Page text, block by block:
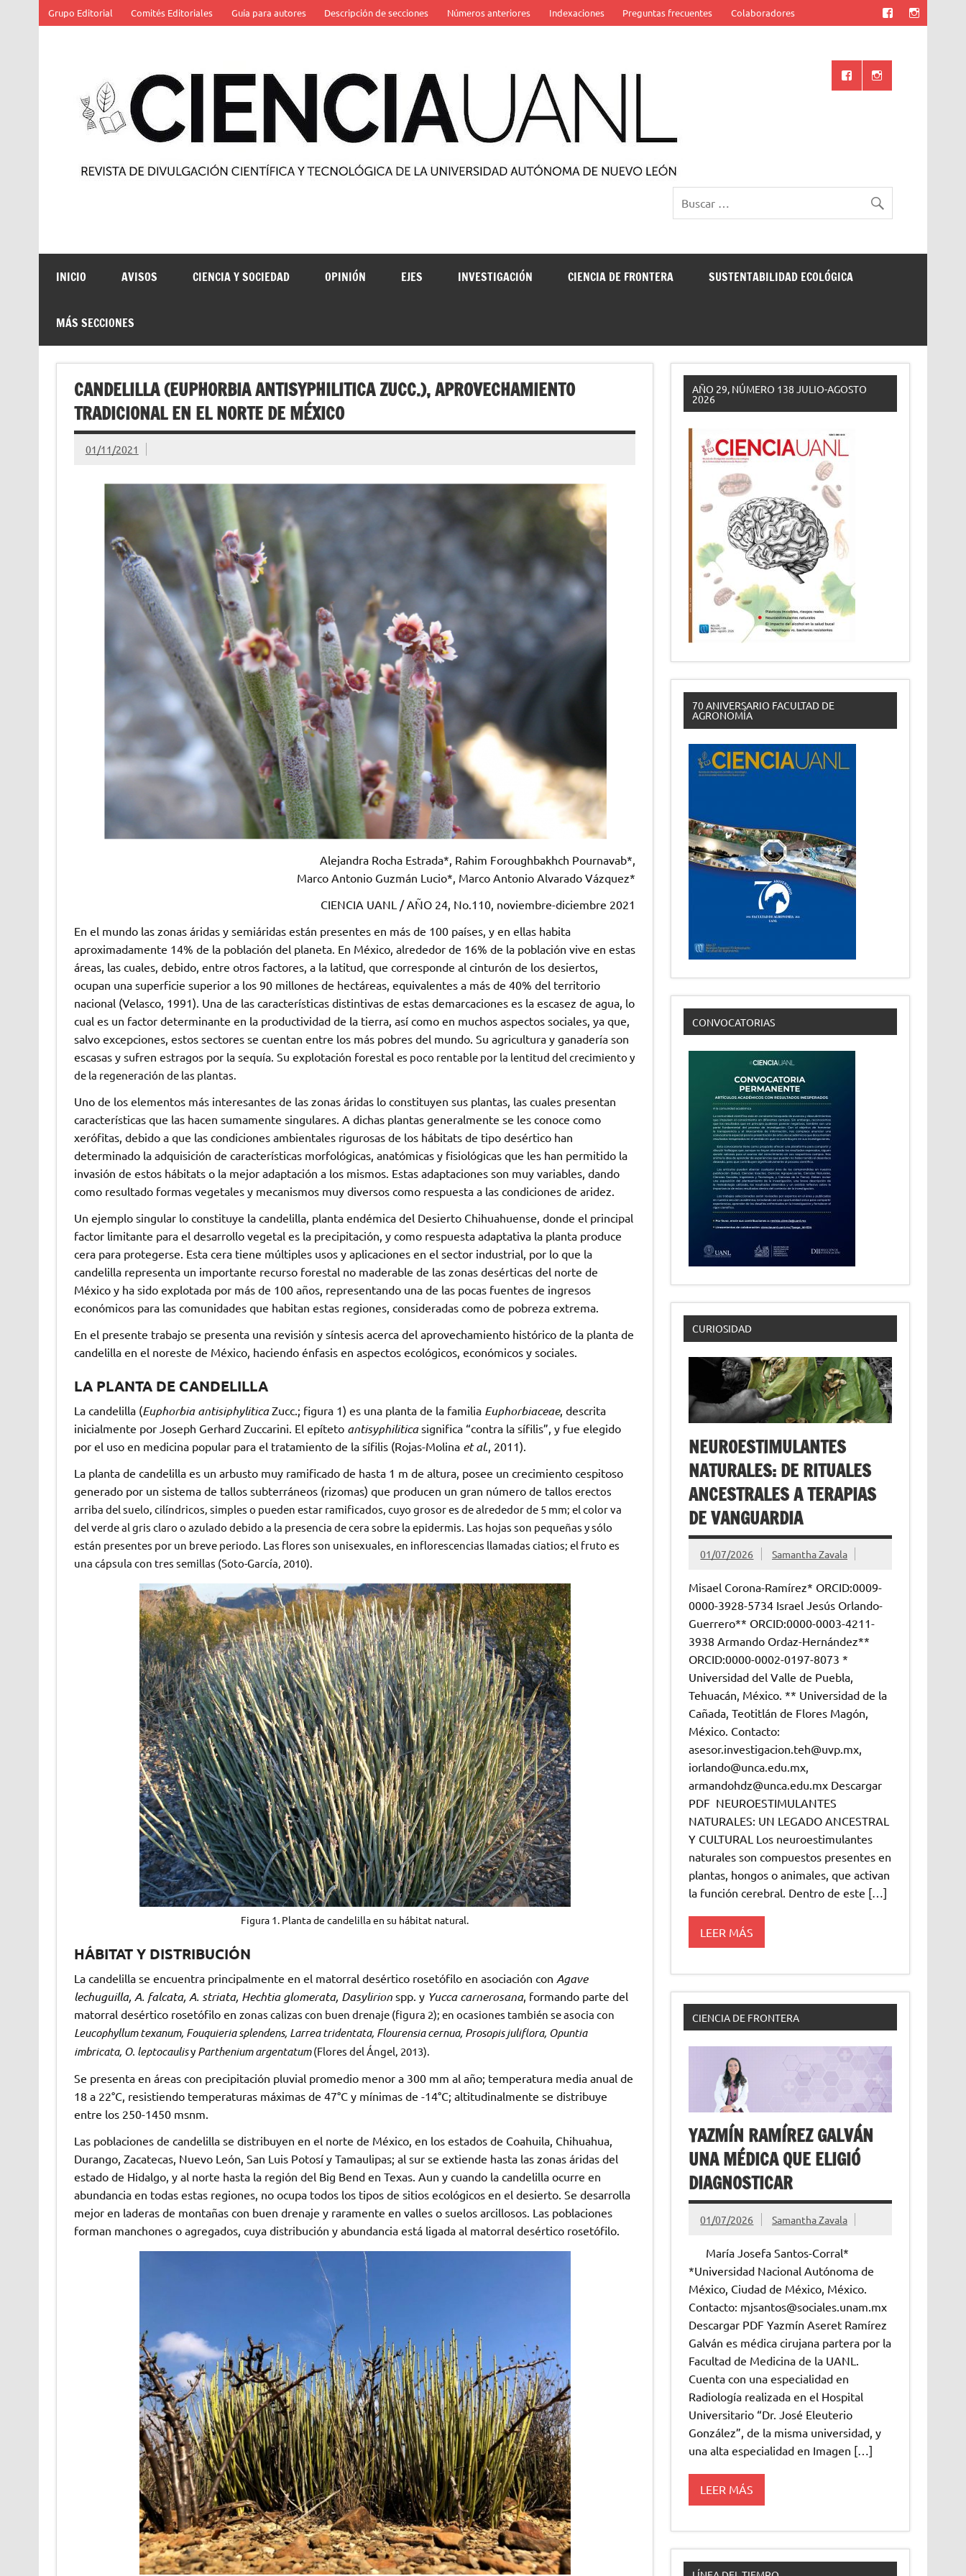
contenido
Grupo Editorial Comités Editoriales Guía para autores Descripción de secciones Números anteriores Indexaciones Preguntas frecuentes Colaboradores
Ciencia UANL
INICIO AVISOS CIENCIA Y SOCIEDAD OPINIÓN EJES INVESTIGACIÓN CIENCIA DE FRONTERA SUSTENTABILIDAD ECOLÓGICA
MÁS SECCIONES
CANDELILLA (EUPHORBIA ANTISYPHILITICA ZUCC.), APROVECHAMIENTO
TRADICIONAL EN EL NORTE DE MÉXICO
01/11/2021
Alejandra Rocha Estrada*, Rahim Foroughbakhch Pournavab*,
Marco Antonio Guzmán Lucio*, Marco Antonio Alvarado Vázquez*
CIENCIA UANL / AÑO 24, No.110, noviembre-diciembre 2021
En el mundo las zonas áridas y semiáridas están presentes en más de 100 países, y en ellas habita
aproximadamente 14% de la población del planeta. En México, alrededor de 16% de la población vive en estas
áreas, las cuales, debido, entre otros factores, a la latitud, que corresponde al cinturón de los desiertos,
ocupan una superficie superior a los 90 millones de hectáreas, equivalentes a más de 40% del territorio
nacional (Velasco, 1991). Una de las características distintivas de estas demarcaciones es la escasez de agua, lo
cual es un factor determinante en la productividad de la tierra, así como en muchos aspectos sociales, ya que,
salvo excepciones, estos sectores se cuentan entre los más pobres del mundo. Su agricultura y ganadería son
escasas y sufren estragos por la sequía. Su explotación forestal es poco rentable por la lentitud del crecimiento y
de la regeneración de las plantas.
Uno de los elementos más interesantes de las zonas áridas lo constituyen sus plantas, las cuales presentan
características que las hacen sumamente singulares. A dichas plantas generalmente se les conoce como
xerófitas, debido a que las condiciones ambientales rigurosas de los hábitats de tipo desértico han
determinado la adquisición de características morfológicas, anatómicas y fisiológicas que les han permitido la
invasión de estos hábitats o la mejor adaptación a los mismos. Estas adaptaciones son muy variables, dando
como resultado formas vegetales y mecanismos muy diversos como respuesta a las condiciones de aridez.
Un ejemplo singular lo constituye la candelilla, planta endémica del Desierto Chihuahuense, donde el principal
factor limitante para el desarrollo vegetal es la precipitación, y como respuesta adaptativa la planta produce
cera para protegerse. Esta cera tiene múltiples usos y aplicaciones en el sector industrial, por lo que la
candelilla representa un importante recurso forestal no maderable de las zonas desérticas del norte de
México y ha sido explotada por más de 100 años, representando una de las pocas fuentes de ingresos
económicos para las comunidades que habitan estas regiones, consideradas como de pobreza extrema.
En el presente trabajo se presenta una revisión y síntesis acerca del aprovechamiento histórico de la planta de
candelilla en el noreste de México, haciendo énfasis en aspectos ecológicos, económicos y sociales.
LA PLANTA DE CANDELILLA
La candelilla (Euphorbia antisiphyliticaZucc.; figura 1) es una planta de la familia Euphorbiaceae, descrita
inicialmente por Joseph Gerhard Zuccarini. El epíteto antisyphiliticasignifica “contra la sífilis”, y fue elegido
por el uso en medicina popular para el tratamiento de la sífilis (Rojas-Molina et al., 2011).
La planta de candelilla es un arbusto muy ramificado de hasta 1 m de altura, posee un crecimiento cespitoso
generado por un sistema de tallos subterráneos (rizomas) que producen un gran número de tallos erectos
arriba del suelo, cilíndricos, simples o pueden estar ramificados, cuyo grosor es de alrededor de 5 mm; el color va
del verde al gris claro o azulado debido a la presencia de cera sobre la epidermis. Las hojas son pequeñas y sólo
están presentes por un breve periodo. Las flores son unisexuales, en inflorescencias llamadas ciatios; el fruto es
una cápsula con tres semillas (Soto-García, 2010).
Figura 1. Planta de candelilla en su hábitat natural.
HÁBITAT Y DISTRIBUCIÓN
La candelilla se encuentra principalmente en el matorral desértico rosetófilo en asociación con Agave
lechuguilla, A. falcata, A. striata, Hechtia glomerata, Dasylirionspp. y Yucca carnerosana, formando parte del
matorral desértico rosetófilo en zonas calizas con buen drenaje (figura 2); en ocasiones también se asocia con
Leucophyllum texanum, Fouquieria splendens, Larrea tridentata, Flourensia cernua, Prosopis juliflora, Opuntia
imbricata, O. leptocaulisy Parthenium argentatum(Flores del Ángel, 2013).
Se presenta en áreas con precipitación pluvial promedio menor a 300 mm al año; temperatura media anual de
18 a 22°C, resistiendo temperaturas máximas de 47°C y mínimas de -14°C; altitudinalmente se distribuye
entre los 250-1450 msnm.
Las poblaciones de candelilla se distribuyen en el norte de México, en los estados de Coahuila, Chihuahua,
Durango, Zacatecas, Nuevo León, San Luis Potosí y Tamaulipas; al sur se extiende hasta las zonas áridas del
estado de Hidalgo, y al norte hasta la región del Big Bend en Texas. Aun y cuando la candelilla ocurre en
abundancia en todas estas regiones, no ocupa todos los tipos de sitios ecológicos en el desierto. Se desarrolla
mejor en laderas de montañas con buen drenaje y raramente en valles o suelos arcillosos. Las poblaciones
forman manchones o agregados, cuya distribución y abundancia está ligada al matorral desértico rosetófilo.
AÑO 29, NÚMERO 138 JULIO-AGOSTO
2026
70 ANIVERSARIO FACULTAD DE
AGRONOMÍA
CONVOCATORIAS
CURIOSIDAD
NEUROESTIMULANTES
NATURALES: DE RITUALES
ANCESTRALES A TERAPIAS
DE VANGUARDIA
01/07/2026 Samantha Zavala
Misael Corona-Ramírez* ORCID:0009-
0000-3928-5734 Israel Jesús Orlando-
Guerrero** ORCID:0000-0003-4211-
3938 Armando Ordaz-Hernández**
ORCID:0000-0002-0197-8073 *
Universidad del Valle de Puebla,
Tehuacán, México. ** Universidad de la
Cañada, Teotitlán de Flores Magón,
México. Contacto:
asesor.investigacion.teh@uvp.mx,
iorlando@unca.edu.mx,
armandohdz@unca.edu.mx Descargar
PDF NEUROESTIMULANTES
NATURALES: UN LEGADO ANCESTRAL
Y CULTURAL Los neuroestimulantes
naturales son compuestos presentes en
plantas, hongos o animales, que activan
la función cerebral. Dentro de este […]
LEER MÁS
CIENCIA DE FRONTERA
YAZMÍN RAMÍREZ GALVÁN
UNA MÉDICA QUE ELIGIÓ
DIAGNOSTICAR
01/07/2026 Samantha Zavala
María Josefa Santos-Corral*
*Universidad Nacional Autónoma de
México, Ciudad de México, México.
Contacto: mjsantos@sociales.unam.mx
Descargar PDF Yazmín Aseret Ramírez
Galván es médica cirujana partera por la
Facultad de Medicina de la UANL.
Cuenta con una especialidad en
Radiología realizada en el Hospital
Universitario “Dr. José Eleuterio
González”, de la misma universidad, y
una alta especialidad en Imagen […]
LEER MÁS